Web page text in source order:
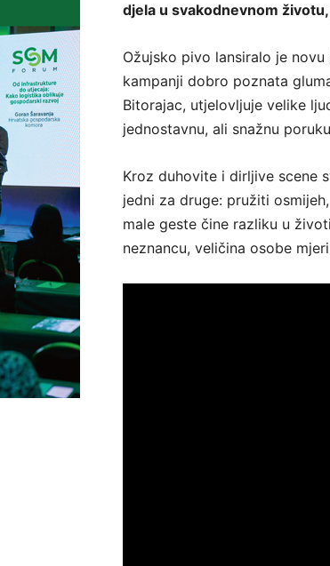
djela u svakodnevnom
Ožujsko pivo lansiralo je novu
kampanji dobro poznata
Bitorajac, utjelovljuje velike
jednostavnu, ali snažnu
Kroz duhovite i dirljive scene
jedni za druge: pružiti
male geste čine razliku u
neznancu, veličina osobe